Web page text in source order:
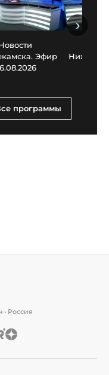
Эфир
›
программы
• Россия